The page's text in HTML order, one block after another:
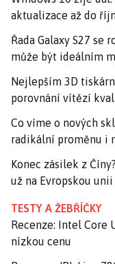
aktualizace až do
Řada Galaxy S27
může být ideálním
Nejlepším 3D
porovnání vítězí
Co víme o nových
radikální proměnu i
Konec zásilek z
už na Evropskou
TESTY A ŽEBŘÍČKY
Recenze: Intel Core
nízkou cenu